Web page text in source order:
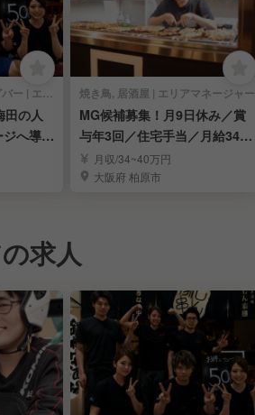
居酒屋, 創作・ダイニングバー | エリアマネージャー
田の人
へ導く
焼き鳥, 居酒屋 | エリアマネージャー
MG候補募集！月9日休み／賞
与年3回／住宅手当／月給34万
円～／家族手当有
月収/34~40万円
大阪府 柏原市
求人